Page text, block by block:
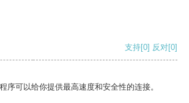
支持[0] 反对[0]
序可以给你提供最高速度和安全性的连接。